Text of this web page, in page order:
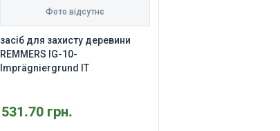
Фото відсутнє
засіб для захисту деревини
REMMERS IG-10-
Imprägniergrund IT
531.70 грн.